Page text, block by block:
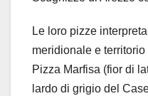
Le loro pizze
meridionale e
Pizza Marfisa (fior di
lardo di grigio del